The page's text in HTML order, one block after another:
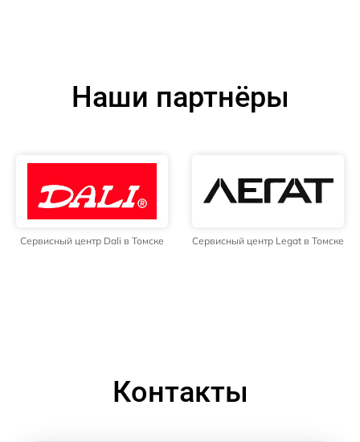
Наши партнёры
Сервисный центр Dali в Томске Сервисный центр Legat в Томске
Контакты